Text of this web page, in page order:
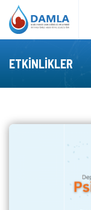
ETKINLIKLER